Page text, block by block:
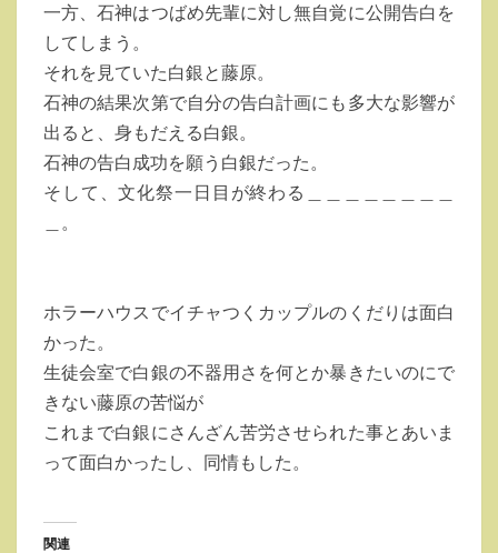
す
と
感
一方、石神はつばめ先輩に対し無自覚に公開告白を
してしまう。
それを見ていた白銀と藤原。
石神の結果次第で自分の告白計画にも多大な影響が
出ると、身もだえる白銀。
石神の告白成功を願う白銀だった。
そして、文化祭一日目が終わる＿＿＿＿＿＿＿＿
＿。
ホラーハウスでイチャつくカップルのくだりは面白
かった。
生徒会室で白銀の不器用さを何とか暴きたいのにで
きない藤原の苦悩が
これまで白銀にさんざん苦労させられた事とあいま
って面白かったし、同情もした。
関連